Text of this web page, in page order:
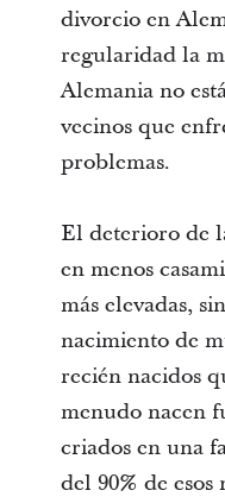
divorcio en
regularidad la
Alemania no
vecinos que
problemas.
El deterioro de
en menos
más elevadas,
nacimiento de
recién nacidos
menudo nacen
criados en una
del 90% de